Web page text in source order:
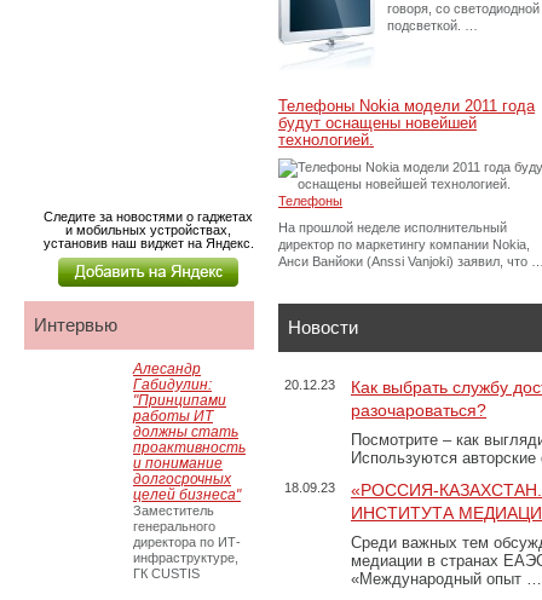
говоря, со светодиодной
подсветкой. …
Телефоны Nokia модели 2011 года
будут оснащены новейшей
технологией.
Телефоны
На прошлой неделе исполнительный
директор по маркетингу компании Nokia,
Анси Ванйоки (Anssi Vanjoki) заявил, что
Новости
20.12.23
Как выбрать службу
разочароваться?
Посмотрите – как
Используются
18.09.23
«РОССИЯ-
ИНСТИТУТА
Среди важных тем
медиации в странах
«Международный опыт …
Следите за новостями о гаджетах
и мобильных устройствах,
установив наш виджет на Яндекс.
Интервью
Алесандр
Габидулин:
"Принципами
работы ИТ
должны стать
проактивность
и понимание
долгосрочных
целей бизнеса"
Заместитель
генерального
директора по ИТ-
инфраструктуре,
ГК CUSTIS